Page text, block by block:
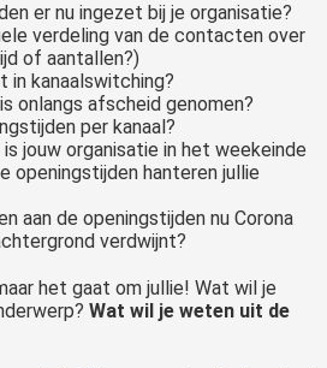
er nu ingezet bij je organisatie?
verdeling van de contacten over
of aantallen?)
in kanaalswitching?
onlangs afscheid genomen?
per kanaal?
jouw organisatie in het weekeinde
openingstijden hanteren jullie
aan de openingstijden nu Corona
verdwijnt?
het gaat om jullie! Wat wil je
Wat wil je weten uit de